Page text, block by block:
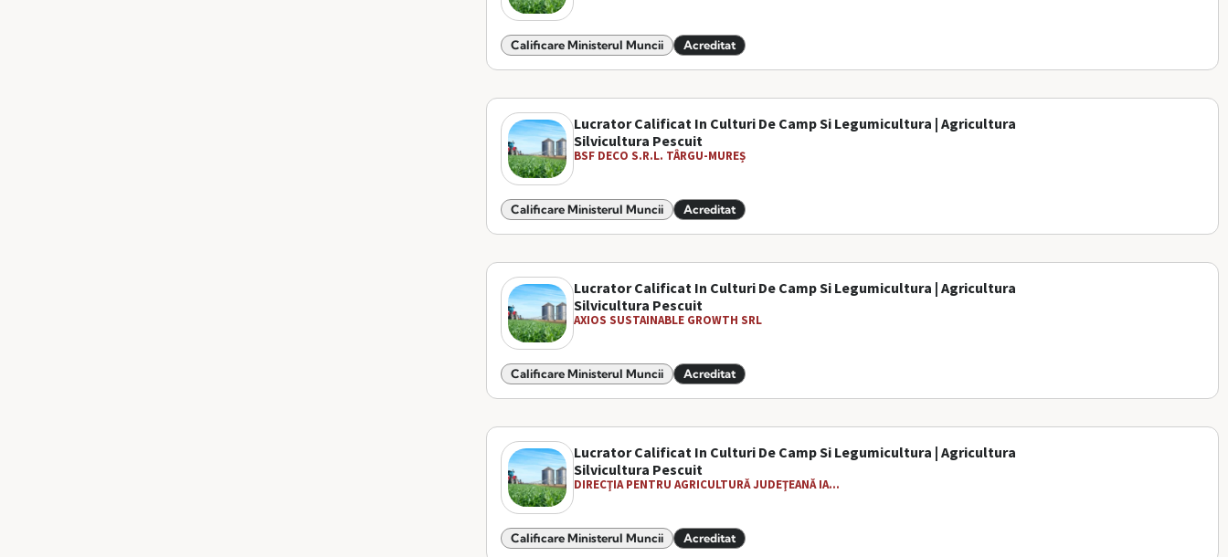
Calificare Ministerul Muncii Acreditat
Lucrator Calificat In Culturi De Camp Si Legumicultura | Agricultura
Silvicultura Pescuit
BSF DECO S.R.L. TÂRGU-MUREȘ
Calificare Ministerul Muncii Acreditat
Lucrator Calificat In Culturi De Camp Si Legumicultura | Agricultura
Silvicultura Pescuit
AXIOS SUSTAINABLE GROWTH SRL
Calificare Ministerul Muncii Acreditat
Lucrator Calificat In Culturi De Camp Si Legumicultura | Agricultura
Silvicultura Pescuit
DIRECŢIA PENTRU AGRICULTURĂ JUDEŢEANĂ IA...
Calificare Ministerul Muncii Acreditat